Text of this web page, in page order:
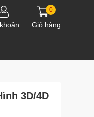
0
Giỏ hàng
3D/4D